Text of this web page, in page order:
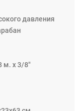
энергии для
может
потолок,
для
и храповым
при каждом
нужной длины и
давления
м. х 3/8"